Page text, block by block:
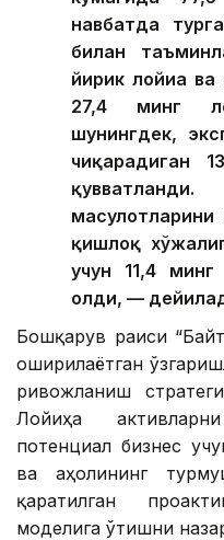
навбатда
билан
йирик лойиҳа
27,4 минг
шунингдек,
чиқарадиган
қишлоқ
учун 11,4
олди, —
Бошқарув раиси
оширилаётган
ривожланиш
Лойиҳа
потенциал бизнес
ва аҳолининг
қаратилган
моделига ўтишни